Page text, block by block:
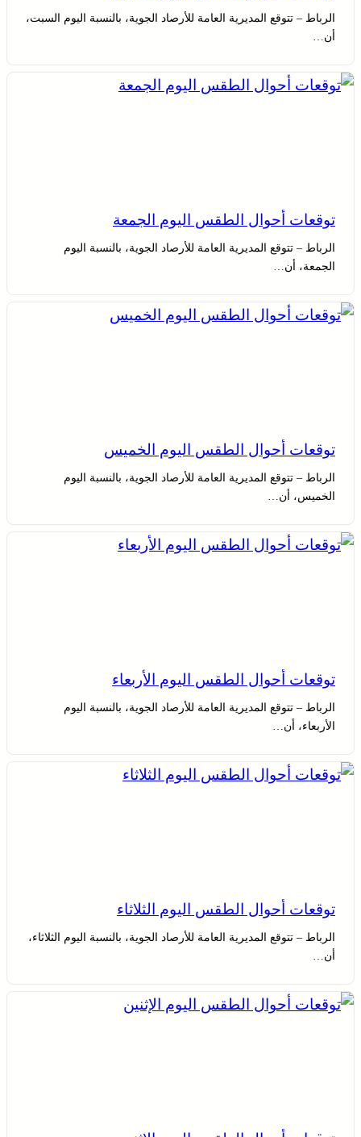
الرباط – تتوقع المديرية العامة للأرصاد الجوية، بالنسبة اليوم السبت،
أن…
توقعات أحوال الطقس اليوم الجمعة
الرباط – تتوقع المديرية العامة للأرصاد الجوية، بالنسبة اليوم
الجمعة، أن…
توقعات أحوال الطقس اليوم الخميس
الرباط – تتوقع المديرية العامة للأرصاد الجوية، بالنسبة اليوم
الخميس، أن…
توقعات أحوال الطقس اليوم الأربعاء
الرباط – تتوقع المديرية العامة للأرصاد الجوية، بالنسبة اليوم
الأربعاء، أن…
توقعات أحوال الطقس اليوم الثلاثاء
الرباط – تتوقع المديرية العامة للأرصاد الجوية، بالنسبة اليوم الثلاثاء،
أن…